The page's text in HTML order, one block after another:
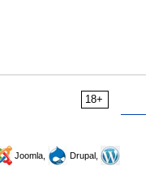
18+
Joomla,
Drupal,